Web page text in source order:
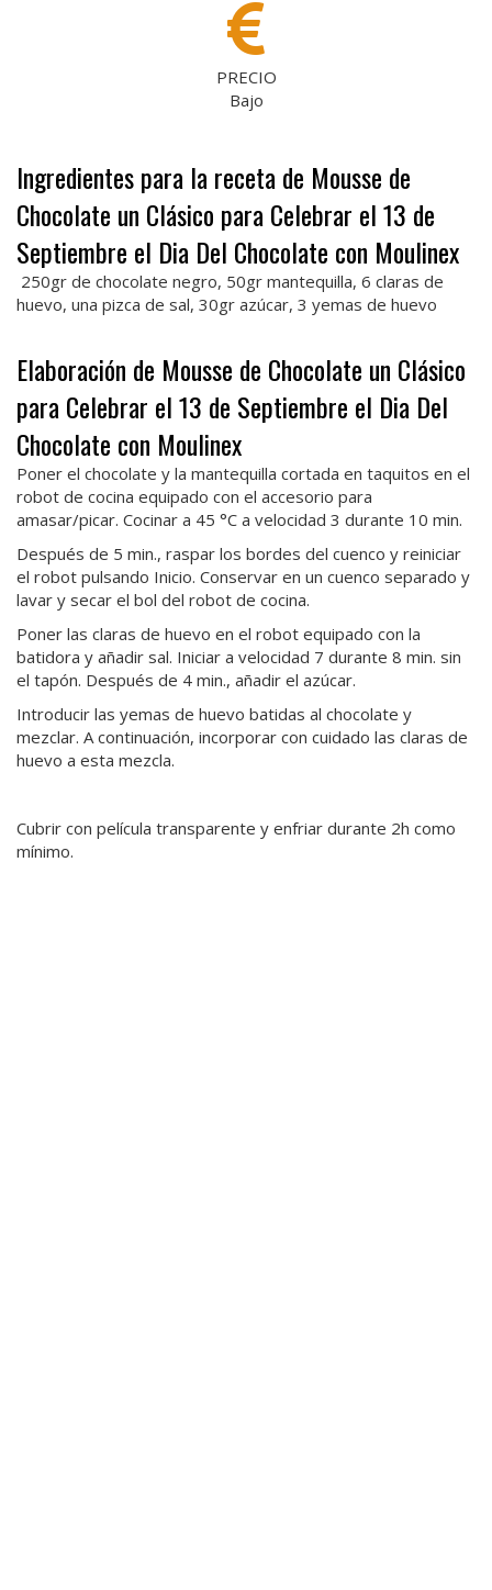
PRECIO
Bajo
Ingredientes para la receta de Mousse de
Chocolate un Clásico para Celebrar el 13 de
Septiembre el Dia Del Chocolate con Moulinex
250gr de chocolate negro, 50gr mantequilla, 6 claras de
huevo, una pizca de sal, 30gr azúcar, 3 yemas de huevo
Elaboración de Mousse de Chocolate un Clásico
para Celebrar el 13 de Septiembre el Dia Del
Chocolate con Moulinex
Poner el chocolate y la mantequilla cortada en taquitos en el
robot de cocina equipado con el accesorio para
amasar/picar. Cocinar a 45 °C a velocidad 3 durante 10 min.
Después de 5 min., raspar los bordes del cuenco y reiniciar
el robot pulsando Inicio. Conservar en un cuenco separado y
lavar y secar el bol del robot de cocina.
Poner las claras de huevo en el robot equipado con la
batidora y añadir sal. Iniciar a velocidad 7 durante 8 min. sin
el tapón. Después de 4 min., añadir el azúcar.
Introducir las yemas de huevo batidas al chocolate y
mezclar. A continuación, incorporar con cuidado las claras de
huevo a esta mezcla.
Cubrir con película transparente y enfriar durante 2h como
mínimo.